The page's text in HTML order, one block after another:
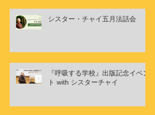
シスター・チャイ五月法話会
『呼吸する学校』出版記念イベン
ト with シスターチャイ